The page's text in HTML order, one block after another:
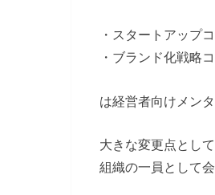
・スタートアップ
・ブランド化戦略
は経営者向けメン
大きな変更点とし
組織の一員として